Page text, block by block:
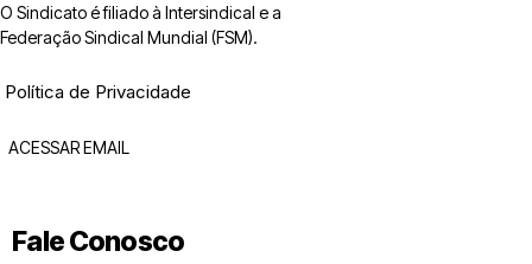
O Sindicato é filiado à Intersindical e a
Federação Sindical Mundial (FSM).
Política de Privacidade
ACESSAR EMAIL
Fale Conosco